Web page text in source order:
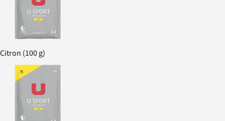
Citron (100 g)